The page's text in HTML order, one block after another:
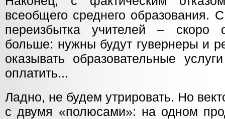
всеобщего среднего
переизбытка учителей – скоро
больше: нужны будут гувернеры и
оказывать образовательные
оплатить...
Ладно, не будем утрировать. Но
с двумя «полюсами»: на одном